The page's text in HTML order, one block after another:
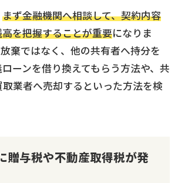
まず金融機関へ相談して、契約内容
を把握することが重要になりま
棄ではなく、他の共有者へ持分を
ーンを借り換えてもらう方法や、共
業者へ売却するといった方法を検
贈与税や不動産取得税が発